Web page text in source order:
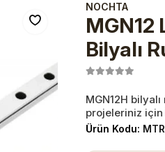
NOCHTA
MGN12
Bilyalı
MGN12H
projeleriniz
Ürün Kodu: